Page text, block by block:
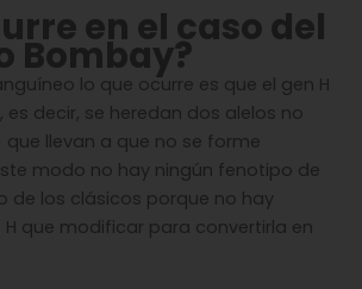
en el caso del
Bombay?
lo que ocurre es que el gen H
, es decir, se heredan dos alelos no
llevan a que no se forme
modo no hay ningún fenotipo de
de los clásicos porque no hay
que modificar para convertirla en